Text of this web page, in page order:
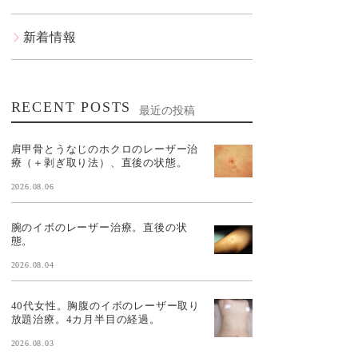
新着情報
RECENT POSTS 最近の投稿
肩甲骨とうなじのホクロのレーザー治
療（＋剥ぎ取り法）、直後の状態。
2026.08.06
腕のイボのレーザー治療。直後の状
態。
2026.08.04
40代女性。胸腹のイボのレーザー取り
放題治療。4カ月半目の経過。
2026.08.03